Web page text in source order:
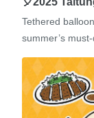
Tethered
summer’s